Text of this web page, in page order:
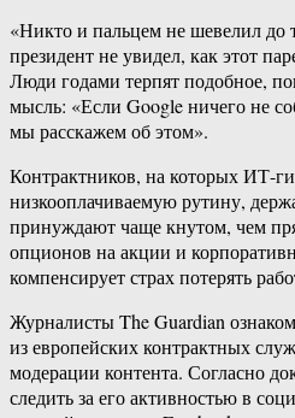
«Никто и пальцем не шевелил до
президент не увидел, как этот
Люди годами терпят подобное,
мысль: «Если Google ничего не
мы расскажем об этом».
Контрактников, на которых ИТ-
низкооплачиваемую рутину,
принуждают чаще кнутом, чем
опционов на акции и
компенсирует страх потерять
Журналисты The Guardian
из европейских контрактных
модерации контента. Согласно
следить за его активностью в